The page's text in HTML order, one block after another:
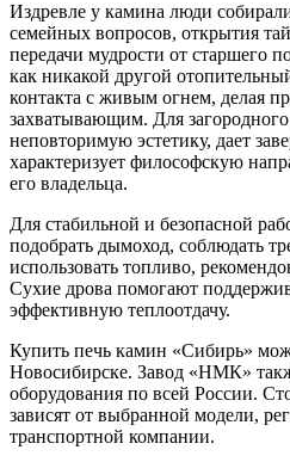
Издревле у камина люди
семейных вопросов, открытия
передачи мудрости от старшего
как никакой другой
контакта с живым огнем, делая
захватывающим. Для загородного
неповторимую эстетику, дает
характеризует философскую
его владельца.
Для стабильной и безопасной
подобрать дымоход, соблюдать
использовать топливо,
Сухие дрова помогают
эффективную теплоотдачу.
Купить печь камин «Сибирь»
Новосибирске. Завод «НМК»
оборудования по всей России.
зависят от выбранной модели,
транспортной компании.